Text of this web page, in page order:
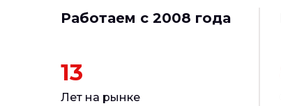
Работаем с 2008 года
13
Лет на рынке